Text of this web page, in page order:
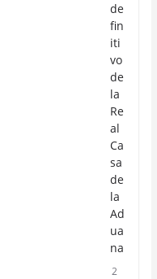
de
fin
iti
vo
de
la
Re
al
Ca
sa
de
la
Ad
ua
na
2